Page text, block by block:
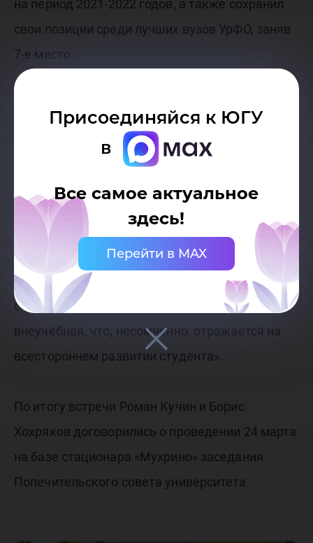
Присоединяйся к ЮГУ
в
Все самое актуальное
здесь!
Перейти в MAX
на период 2021-2022 годов, а также сохранил
свои позиции среди лучших вузов УрФО, заняв
7-е место.
университета в обучении, дополнительном
образовании, привлечении средств на
поступательно развивается, все больше
привлекая абитуриентов для поступления, это
подтверждают и контрольные цифры приема,
– сказал спикер Думы. – Также у ребят из ЮГУ
очень насыщенная спортивная жизнь,
внеучебная, что, несомненно, отражается на
всестороннем развитии студента».
По итогу встречи Роман Кучин и Борис
Хохряков договорились о проведении 24 марта
на базе стационара «Мухрино» заседания
Попечительского совета университета.